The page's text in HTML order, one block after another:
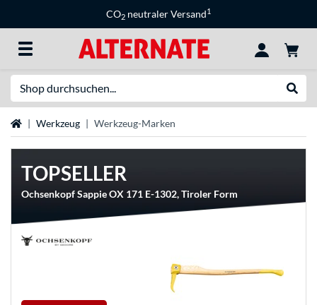
CO2 neutraler Versand1
StartseiteWerkzeug Werkzeug-Marken
TOPSELLER
Ochsenkopf Sappie OX 171 E-1302, Tiroler Form